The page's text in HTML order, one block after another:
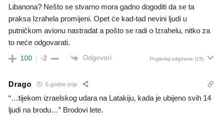
Libanona? Nešto se stvarno mora gadno dogoditi da se ta
praksa Izrahela promijeni. Opet će kad-tad nevini ljudi u
putničkom avionu nastradat a pošto se radi o Izrahelu, nitko za
to neće odgovarati.
100 -2 Odgovori Pogledaj odgovore (15)
Drago 6 godine prije
“…tijekom izraelskog udara na Latakiju, kada je ubijeno svih 14
ljudi na brodu…” Brodovi lete.